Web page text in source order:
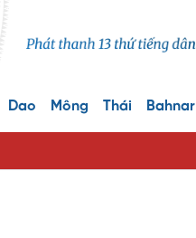
Dao Mông Thái Bahnar